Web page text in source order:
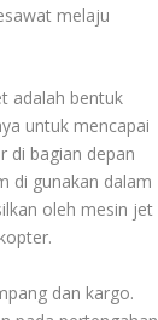
melaju
adalah bentuk
untuk mencapai
di bagian depan
di gunakan dalam
oleh mesin jet
dan kargo.